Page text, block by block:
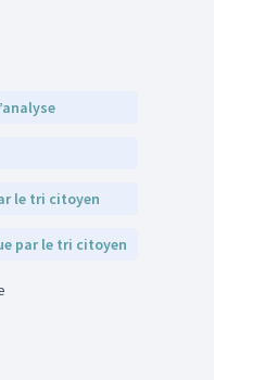
le tri citoyen
par le tri citoyen